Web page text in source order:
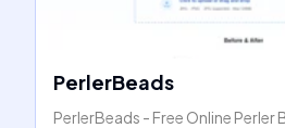
PerlerBeads
PerlerBeads - Free Online Perler